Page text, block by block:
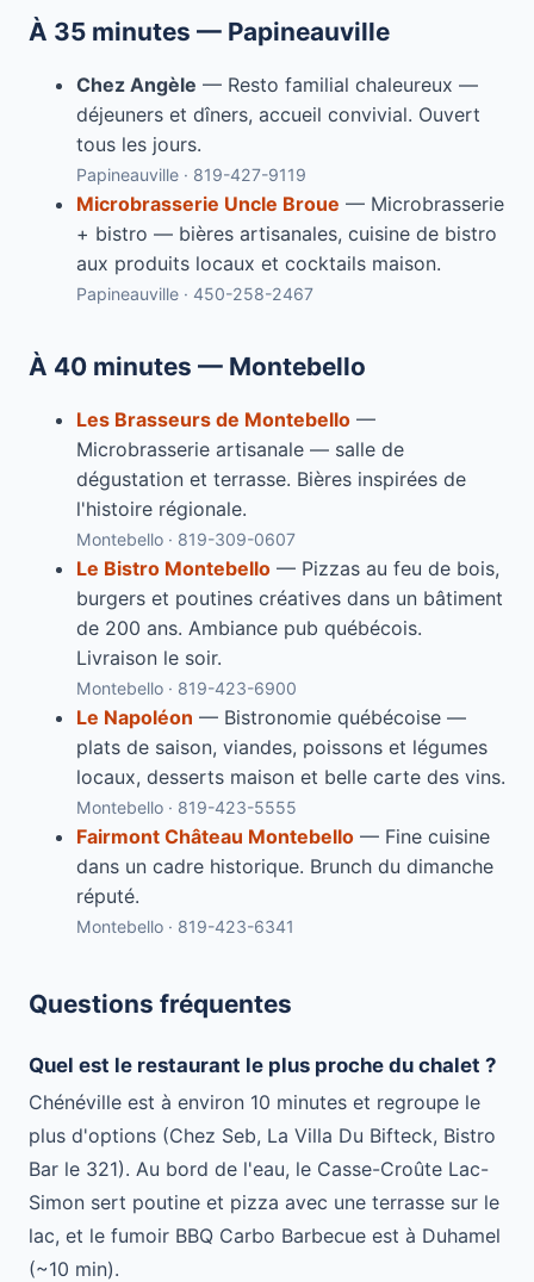
À 35 minutes — Papineauville
Chez Angèle — Resto familial chaleureux —
déjeuners et dîners, accueil convivial. Ouvert
tous les jours.
Papineauville · 819-427-9119
Microbrasserie Uncle Broue — Microbrasserie
+ bistro — bières artisanales, cuisine de bistro
aux produits locaux et cocktails maison.
Papineauville · 450-258-2467
À 40 minutes — Montebello
Les Brasseurs de Montebello —
Microbrasserie artisanale — salle de
dégustation et terrasse. Bières inspirées de
l'histoire régionale.
Montebello · 819-309-0607
Le Bistro Montebello — Pizzas au feu de bois,
burgers et poutines créatives dans un bâtiment
de 200 ans. Ambiance pub québécois.
Livraison le soir.
Montebello · 819-423-6900
Le Napoléon — Bistronomie québécoise —
plats de saison, viandes, poissons et légumes
locaux, desserts maison et belle carte des vins.
Montebello · 819-423-5555
Fairmont Château Montebello — Fine cuisine
dans un cadre historique. Brunch du dimanche
réputé.
Montebello · 819-423-6341
Questions fréquentes
Quel est le restaurant le plus proche du chalet ?
Chénéville est à environ 10 minutes et regroupe le
plus d'options (Chez Seb, La Villa Du Bifteck, Bistro
Bar le 321). Au bord de l'eau, le Casse-Croûte Lac-
Simon sert poutine et pizza avec une terrasse sur le
lac, et le fumoir BBQ Carbo Barbecue est à Duhamel
(~10 min).